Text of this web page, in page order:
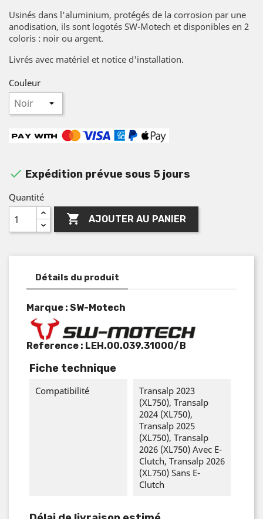
Usinés dans l'aluminium, protégés de la corrosion par une
anodisation, ils sont logotés SW-Motech et disponibles en 2
coloris : noir ou argent.
Livrés avec matériel et notice d'installation.
Couleur
 Expédition prévue sous 5 jours
Quantité
 AJOUTER AU PANIER
Détails du produit
Marque : SW-Motech
Reference : LEH.00.039.31000/B
Fiche technique
Compatibilité
Transalp 2023
(XL750), Transalp
2024 (XL750),
Transalp 2025
(XL750), Transalp
2026 (XL750) Avec E-
Clutch, Transalp 2026
(XL750) Sans E-
Clutch